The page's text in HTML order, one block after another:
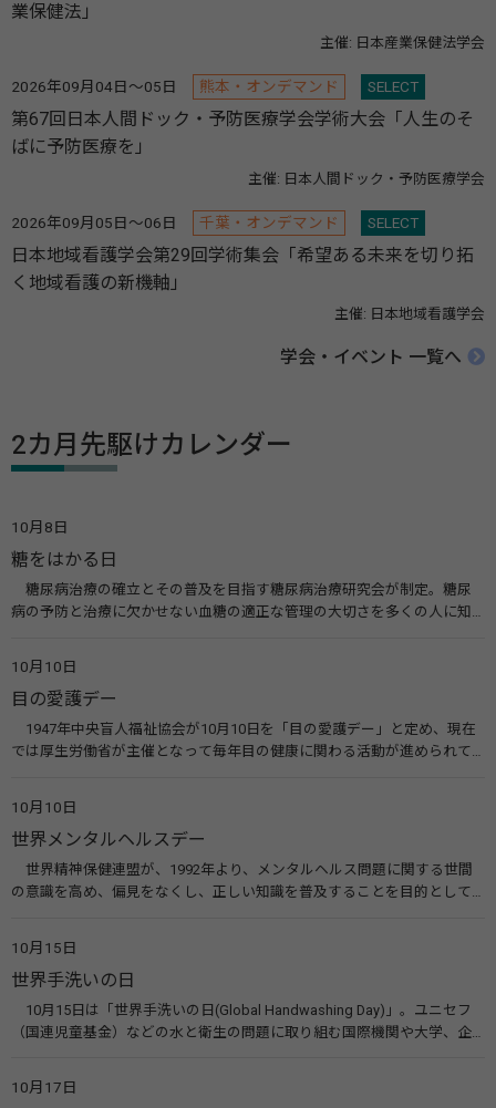
業保健法」
主催: 日本産業保健法学会
2026年09月04日～05日 熊本・オンデマンド SELECT
第67回日本人間ドック・予防医療学会学術大会「人生のそ
ばに予防医療を」
主催: 日本人間ドック・予防医療学会
2026年09月05日～06日 千葉・オンデマンド SELECT
日本地域看護学会第29回学術集会「希望ある未来を切り拓
く地域看護の新機軸」
主催: 日本地域看護学会
学会・イベント 一覧へ
2カ月先駆けカレンダー
10月8日
糖をはかる日
糖尿病治療の確立とその普及を目指す糖尿病治療研究会が制定。糖尿
病の予防と治療に欠かせない血糖の適正な管理の大切さを多くの人に知
療研究会） 糖尿病ネットワーク
10月10日
目の愛護デー
1947年中央盲人福祉協会が10月10日を「目の愛護デー」と定め、現在
では厚生労働省が主催となって毎年目の健康に関わる活動が進められて
会）
10月10日
世界メンタルヘルスデー
世界精神保健連盟が、1992年より、メンタルヘルス問題に関する世間
の意識を高め、偏見をなくし、正しい知識を普及することを目的として、
す。 関連リンク 世界メンタルヘルスデー（厚生労働省） 働く人のメンタ
ルヘルス・ポータルサイト「こころの耳」（厚生労働省）
10月15日
世界手洗いの日
10月15日は「世界手洗いの日(Global Handwashing Day)」。ユニセフ
（国連児童基金）などの水と衛生の問題に取り組む国際機関や大学、企
10月17日